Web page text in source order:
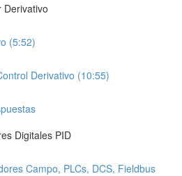
Derivativo
(5:52)
Derivativo (10:55)
Digitales PID
Campo, PLCs, DCS, Fieldbus